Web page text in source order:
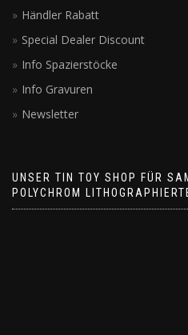
Händler Rabatt
Special Dealer Discount
Info Spazierstöcke
Info Gravuren
Newsletter
UNSER TIN TOY SHOP FÜR
POLYCHROM